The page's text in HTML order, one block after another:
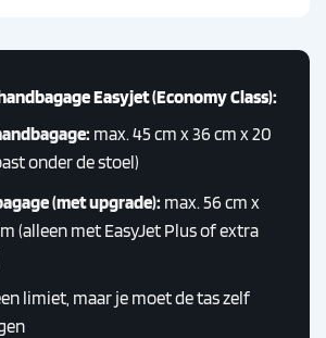
Easyjet (Economy Class):
max. 45 cm x 36 cm x 20
onder de stoel)
(met upgrade): max. 56 cm x
(alleen met EasyJet Plus of extra
limiet, maar je moet de tas zelf